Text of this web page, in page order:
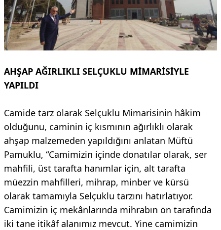
AHŞAP AĞIRLIKLI SELÇUKLU MİMARİSİYLE
YAPILDI
Camide tarz olarak Selçuklu Mimarisinin hâkim
olduğunu, caminin iç kısmının ağırlıklı olarak
ahşap malzemeden yapıldığını anlatan Müftü
Pamuklu, “Camimizin içinde donatılar olarak, ser
mahfili, üst tarafta hanımlar için, alt tarafta
müezzin mahfilleri, mihrap, minber ve kürsü
olarak tamamıyla Selçuklu tarzını hatırlatıyor.
Camimizin iç mekânlarında mihrabın ön tarafında
iki tane itikâf alanımız mevcut. Yine camimizin